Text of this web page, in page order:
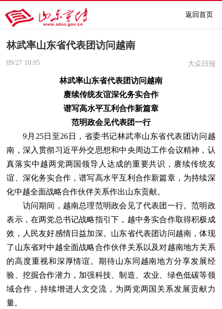
返回首页
林武率山东省代表团访问越南
09/27 10:05 大众日报
林武率山东省代表团访问越南
赓续传统友谊深化务实合作
谱写高水平互利合作新篇章
范明政会见代表团一行
9月25日至26日，省委书记林武率山东省代表团访问越
南，深入贯彻习近平外交思想和中央周边工作会议精神，认
真落实中越两党两国领导人达成的重要共识，赓续传统友
谊、深化务实合作，谱写高水平互利合作新篇章，为持续深
化中越全面战略合作伙伴关系作出山东贡献。
访问期间，越南总理范明政会见了代表团一行。范明政
表示，在两党总书记战略指引下，越中务实合作取得积极成
效，人民友好感情日益加深。山东省代表团访问越南，体现
了山东省对中越全面战略合作伙伴关系以及对越南地方关系
的高度重视和深厚情谊。期待山东同越南地方分享发展经
验、挖掘合作潜力，加强科技、制造、农业、绿色低碳等领
域合作，持续增进人文交流，为两党两国关系发展贡献力
量。